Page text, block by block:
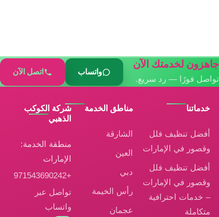
لخدمتك الآن
فورًا — رد سريع.
واتساب اتصل الآن
خدماتنا
أفضل تنظيف فلل
وقصور في الإمارات
أفضل تنظيف فلل
وقصور في الإمارات
– خدمات احترافية
متكاملة
مناطق الخدمة
الشارقة
العين
دبي
رأس الخيمة
عجمان
شركة الكوكب
الذهبي
منطقة الخدمة:
الإمارات
تواصل عبر
واتساب